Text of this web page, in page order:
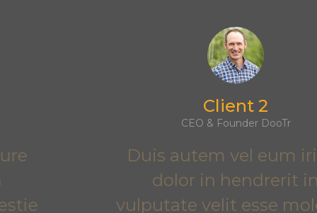
CEO & Founder DooTr
Duis autem vel eum iriure
dolor in hendrerit in
vulputate velit esse molestie